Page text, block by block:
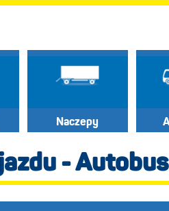
Naczepy
-